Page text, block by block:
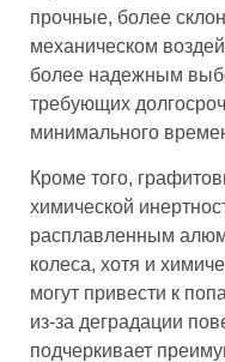
прочные, более
механическом
более надежным
требующих
минимального
Кроме того,
химической
расплавленным
колеса, хотя и
могут привести к
из-за деградации
подчеркивает